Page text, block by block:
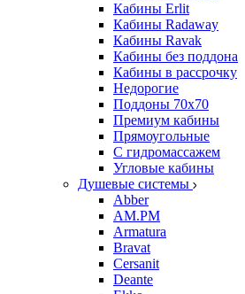
Кабины Erlit
Кабины Radaway
Кабины Ravak
Кабины без поддона
Кабины в рассрочку
Недорогие
Поддоны 70x70
Премиум кабины
Прямоугольные
С гидромассажем
Угловые кабины
Душевые системы
Abber
AM.PM
Armatura
Bravat
Cersanit
Deante